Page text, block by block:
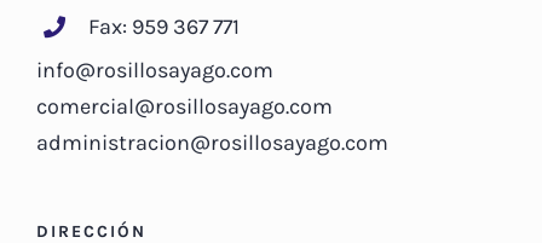
Fax: 959 367 771
info@rosillosayago.com
comercial@rosillosayago.com
administracion@rosillosayago.com
DIRECCIÓN